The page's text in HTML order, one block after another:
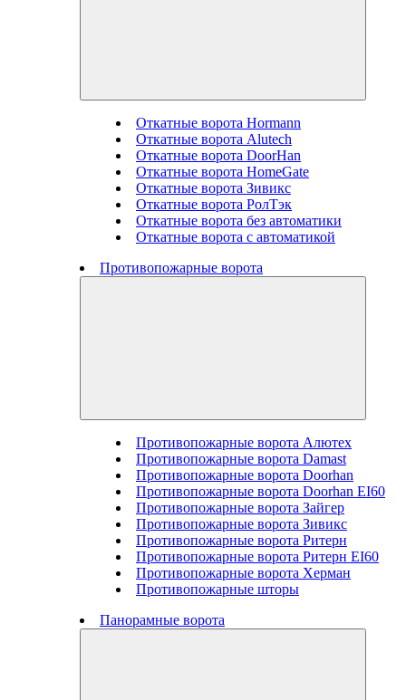
Откатные ворота Hormann
Откатные ворота Alutech
Откатные ворота DoorHan
Откатные ворота HomeGate
Откатные ворота Зивикс
Откатные ворота РолТэк
Откатные ворота без автоматики
Откатные ворота с автоматикой
Противопожарные ворота
Противопожарные ворота Алютех
Противопожарные ворота Damast
Противопожарные ворота Doorhan
Противопожарные ворота Doorhan EI60
Противопожарные ворота Зайгер
Противопожарные ворота Зивикс
Противопожарные ворота Ритерн
Противопожарные ворота Ритерн EI60
Противопожарные ворота Херман
Противопожарные шторы
Панорамные ворота